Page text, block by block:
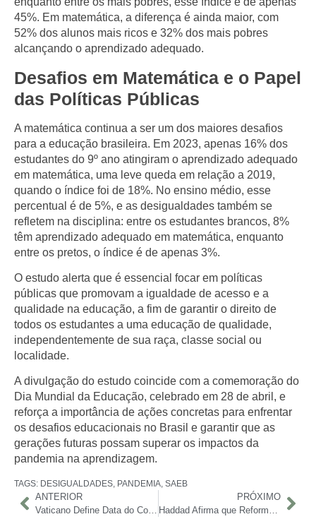
45%. Em matemática, a diferença é ainda maior, com
52% dos alunos mais ricos e 32% dos mais pobres
alcançando o aprendizado adequado.
Desafios em Matemática e o Papel
das Políticas Públicas
A matemática continua a ser um dos maiores desafios
para a educação brasileira. Em 2023, apenas 16% dos
estudantes do 9º ano atingiram o aprendizado adequado
em matemática, uma leve queda em relação a 2019,
quando o índice foi de 18%. No ensino médio, esse
percentual é de 5%, e as desigualdades também se
refletem na disciplina: entre os estudantes brancos, 8%
têm aprendizado adequado em matemática, enquanto
entre os pretos, o índice é de apenas 3%.
O estudo alerta que é essencial focar em políticas
públicas que promovam a igualdade de acesso e a
qualidade na educação, a fim de garantir o direito de
todos os estudantes a uma educação de qualidade,
independentemente de sua raça, classe social ou
localidade.
A divulgação do estudo coincide com a comemoração do
Dia Mundial da Educação, celebrado em 28 de abril, e
reforça a importância de ações concretas para enfrentar
os desafios educacionais no Brasil e garantir que as
gerações futuras possam superar os impactos da
pandemia na aprendizagem.
TAGS: DESIGUALDADES, PANDEMIA, SAEB
ANTERIOR
PRÓXIMO